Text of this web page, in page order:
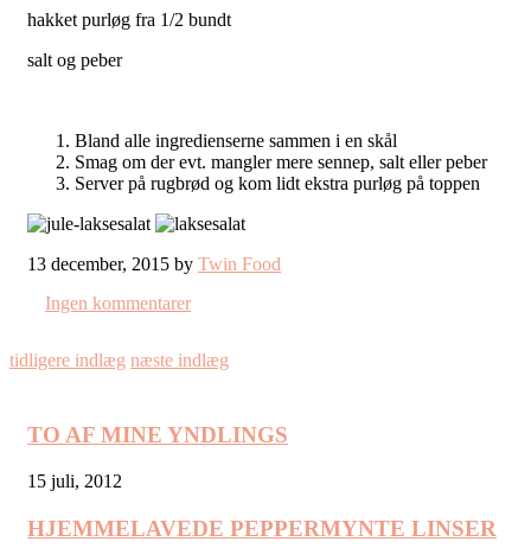
hakket purløg fra 1/2 bundt
salt og peber
Bland alle ingredienserne sammen i en skål
Smag om der evt. mangler mere sennep, salt eller peber
Server på rugbrød og kom lidt ekstra purløg på toppen
13 december, 2015 by Twin Food
Ingen kommentarer
tidligere indlæg næste indlæg
TO AF MINE YNDLINGS
15 juli, 2012
HJEMMELAVEDE PEPPERMYNTE LINSER